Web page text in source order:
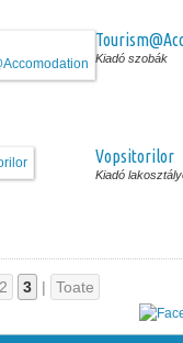
Kiadó szobák
Vopsitorilor
Kiadó
2 3 | Toate